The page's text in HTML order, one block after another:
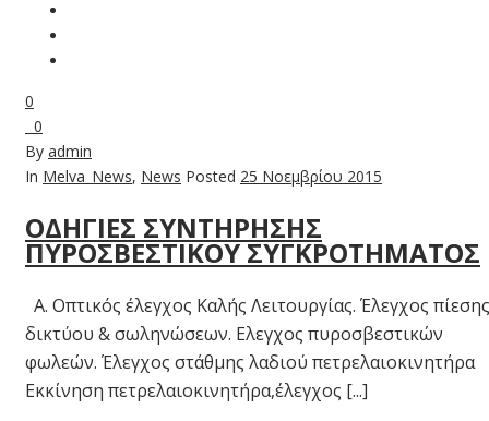
0
0
By admin
In Melva_News, News Posted 25 Νοεμβρίου 2015
ΟΔΗΓΙΕΣ ΣΥΝΤΗΡΗΣΗΣ
ΠΥΡΟΣΒΕΣΤΙΚΟΥ ΣΥΓΚΡΟΤΗΜΑΤΟΣ
Α. Οπτικός έλεγχος Καλής Λειτουργίας. Έλεγχος πίεσης
δικτύου & σωληνώσεων. Ελεγχος πυροσβεστικών
φωλεών. Έλεγχος στάθμης λαδιού πετρελαιοκινητήρα
Εκκίνηση πετρελαιοκινητήρα,έλεγχος [...]